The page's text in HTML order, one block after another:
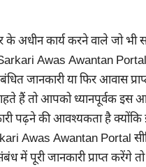
के अधीन कार्य करने वाले जो भी
Awas Awantan
जानकारी या फिर आवास
हैं तो आपको ध्यानपूर्वक इस
पढ़ने की आवश्यकता है क्योंकि
Awas Awantan Portal
में पूरी जानकारी प्राप्त करेंगे